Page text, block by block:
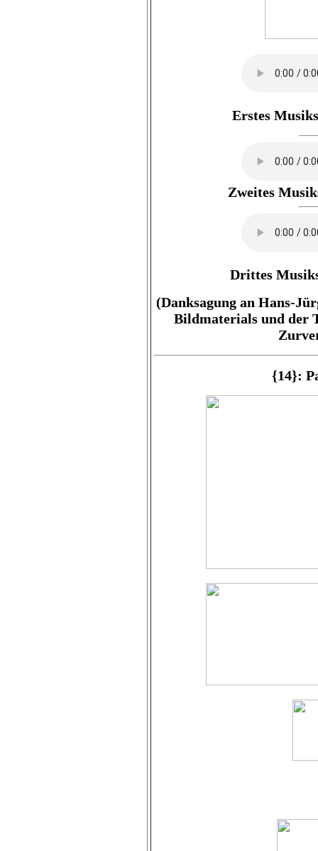
Erstes
Zweites
Drittes
(Danksagung an Hans-
Bildmaterials und der
{14}: